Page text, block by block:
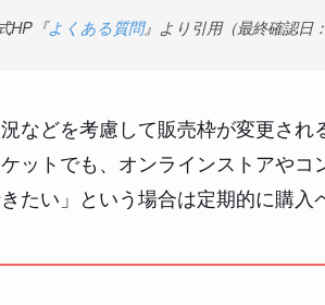
HP『よくある質問』より引用（最終確認日
などを考慮して販売枠が変更さ
ットでも、オンラインストアや
たい」という場合は定期的に購入